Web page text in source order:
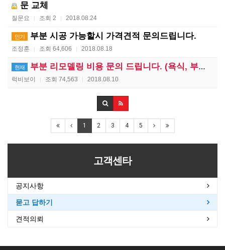
문 교체
질문요 | 조회 2 | 2018.08.24
인기 부분 시공 가능할시 가격견적 문의드립니다.
조정훈 | 조회 64,606 | 2018.08.18
현재 부분 리모델링 비용 문의 드립니다. (욕식, 부엌, 방…
럭비보이 | 조회 74,563 | 2018.08.10
1 2 3 4 5
고객센타
공지사항
묻고 답하기
견적의뢰